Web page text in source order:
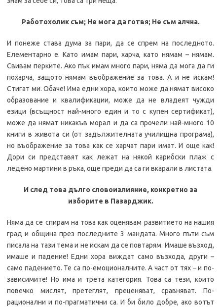
Работохолик съм; Не мога да готвя; Не съм алчна.
И понеже става дума за пари, да се спрем на последното.
Елементарно е. Като имам пари, харча, като нямам – нямам.
Свивам перките. Ако пък имам много пари, няма да мога да ги
похарча, защото нямам въображение за това. А и не искам!
Стигат ми. Обаче! Има едни хора, които може да нямат високо
образование и квалификации, може да не владеят чужди
езици (всъщност най-много един и то с купен сертификат),
може да нямат никакъв морал и да са прочели най-много 10
книги в живота си (от задължителната училищна програма),
но въображение за това как се харчат пари имат. И още как!
Дори си представят как лежат на някой карибски плаж с
ледено мартини в ръка, още преди да са ги вкарали в листата.
И след това дълго словоизлияние, конкретно за
изборите в Пазарджик.
Няма да се спирам на това как оценявам развитието на нашия
град и община през последните 3 мандата. Много пъти съм
писала на тази тема и не искам да се повтарям. Имаше възход,
имаше и падение! Едни хора виждат само възхода, други –
само падението. Те са по-емоционалните. А част от тях – и по-
зависимите! Но има и трета категория. Това са тези, които
повечко мислят, претеглят, преценяват, сравняват. По-
рационални и по-прагматични са. И би било добре, ако вотът